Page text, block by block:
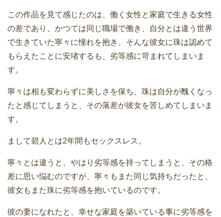
この作品を見て感じたのは、働く女性と家庭で生きる女性
の差であり、かつては同じ職場で働き、自分とは違う世界
で生きていた寧々に憧れを抱き、そんな彼女に珠は認めて
もらえたことに安堵するも、劣等感に苛まれてしまいま
す。
寧々は相も変わらずに美しさを保ち、珠は自分が醜くなっ
たと感じてしまうと、その落差が彼女を苦しめてしまいま
す。
まして碧人とは2年間もセックスレス。
寧々とは違うと、やはり劣等感を持ってしまうと、その格
差に思い悩むのですが、寧々もまた同じ気持ちだったと、
彼女もまた珠に劣等感を抱いているのです。
彼の妻になれたと、幸せな家庭を築いている事に劣等感を